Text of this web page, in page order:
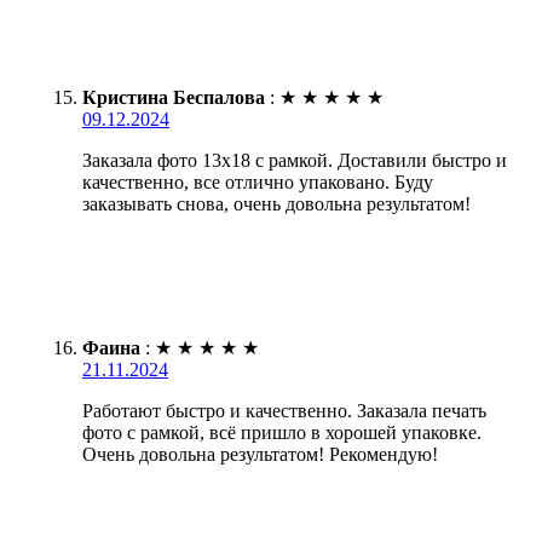
Кристина Беспалова : ★ ★ ★ ★ ★
09.12.2024
Заказала фото 13х18 с рамкой. Доставили быстро и
качественно, все отлично упаковано. Буду
заказывать снова, очень довольна результатом!
Фаина : ★ ★ ★ ★ ★
21.11.2024
Работают быстро и качественно. Заказала печать
фото с рамкой, всё пришло в хорошей упаковке.
Очень довольна результатом! Рекомендую!